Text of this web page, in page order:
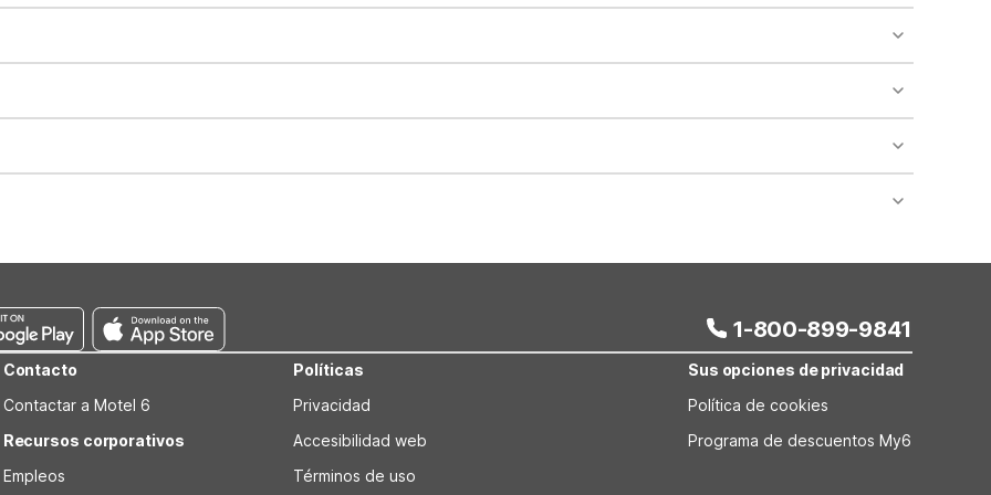
AM. Early check-in and late check-out requests are subject to availability and may incur additional charges.
all registered guests in their rooms and throughout the common areas of the property.
We also offer parking spaces for larger vehicles, subject to availability.
behaved pets are welcome per room. Please check with the front desk regarding specific pet policies and any
1-800-899-9841
Contacto
Contactar a Motel 6
Recursos corporativos
Empleos
Políticas
Privacidad
Accesibilidad web
Términos de uso
Sus opciones de privacidad
Política de cookies
Programa de descuentos My6